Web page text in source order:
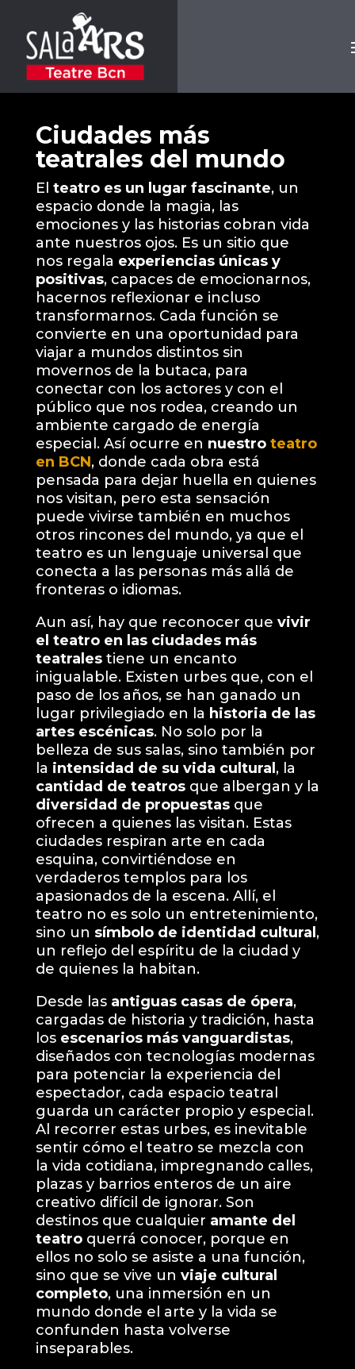
Ciudades más
teatrales del mundo
El teatro es un lugar fascinante, un
espacio donde la magia, las
emociones y las historias cobran vida
ante nuestros ojos. Es un sitio que
nos regala experiencias únicas y
positivas, capaces de emocionarnos,
hacernos reflexionar e incluso
transformarnos. Cada función se
convierte en una oportunidad para
viajar a mundos distintos sin
movernos de la butaca, para
conectar con los actores y con el
público que nos rodea, creando un
ambiente cargado de energía
especial. Así ocurre en nuestro teatro
en BCN, donde cada obra está
pensada para dejar huella en quienes
nos visitan, pero esta sensación
puede vivirse también en muchos
otros rincones del mundo, ya que el
teatro es un lenguaje universal que
conecta a las personas más allá de
fronteras o idiomas.
Aun así, hay que reconocer que vivir
el teatro en las ciudades más
teatralestiene un encanto
inigualable. Existen urbes que, con el
paso de los años, se han ganado un
lugar privilegiado en la historia de las
artes escénicas. No solo por la
belleza de sus salas, sino también por
la intensidad de su vida cultural , la
cantidad de teatrosque albergan y la
diversidad de propuestasque
ofrecen a quienes las visitan. Estas
ciudades respiran arte en cada
esquina, convirtiéndose en
verdaderos templos para los
apasionados de la escena. Allí, el
teatro no es solo un entretenimiento,
sino un símbolo de identidad cultural ,
un reflejo del espíritu de la ciudad y
de quienes la habitan.
Desde las antiguas casas de ópera,
cargadas de historia y tradición, hasta
los escenarios más vanguardistas,
diseñados con tecnologías modernas
para potenciar la experiencia del
espectador, cada espacio teatral
guarda un carácter propio y especial.
Al recorrer estas urbes, es inevitable
sentir cómo el teatro se mezcla con
la vida cotidiana, impregnando calles,
plazas y barrios enteros de un aire
creativo difícil de ignorar. Son
destinos que cualquier amante del
teatroquerrá conocer, porque en
ellos no solo se asiste a una función,
sino que se vive un viaje cultural
completo, una inmersión en un
mundo donde el arte y la vida se
confunden hasta volverse
inseparables.